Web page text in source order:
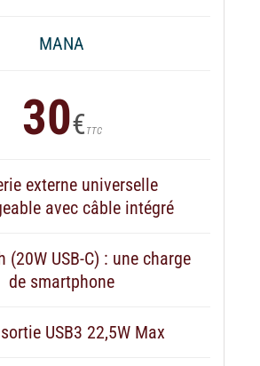
MANA
30€ TTC
externe universelle
avec câble intégré
(20W USB-C) : une charge
de smartphone
USB3 22,5W Max